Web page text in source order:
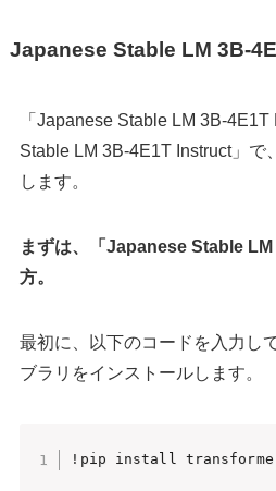
Japanese Stable LM 3B-
「Japanese Stable LM 3B-
Stable LM 3B-4E1T Instruct」で
します。
まずは、「Japanese Stable
方。
最初に、以下のコードを入力し
ブラリをインストールします。
!pip install